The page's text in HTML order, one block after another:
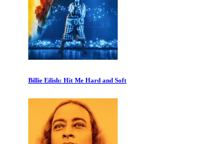
Agujeros negros: Más allá de la oscuridad